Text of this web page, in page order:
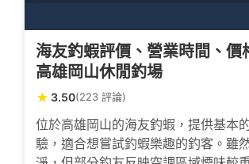
海友釣蝦評價、營業時間、價
高雄岡山休閒釣場
★ 3.50(223 評論)
位於高雄岡山的海友釣蝦，提供基本
驗，適合想嘗試釣蝦樂趣的釣客。雖